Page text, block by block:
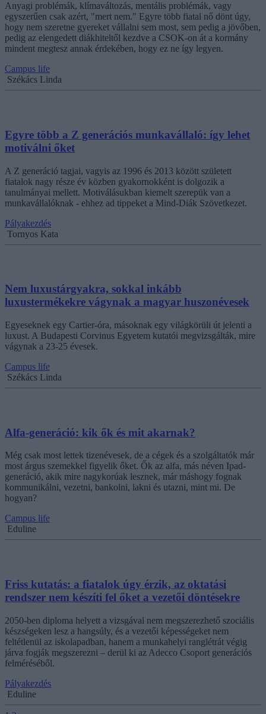
Anyagi problémák, klímaváltozás, mentális problémák, vagy
egyszerűen csak azért, "mert nem." Egyre több fiatal nő dönt úgy,
hogy nem szeretne gyereket vállalni sem most, sem pedig a jövőben,
pedig az elengedett diákhiteltől kezdve a CSOK-on át a kormány
mindent megtesz annak érdekében, hogy ez ne így legyen.
Campus life
Székács Linda
Egyre több a Z generációs munkavállaló: így lehet
motiválni őket
A Z generáció tagjai, vagyis az 1996 és 2013 között született
fiatalok nagy része év közben gyakornokként is dolgozik a
tanulmányai mellett. Motiválásukban kiemelt szerepük van a
munkavállalóknak - ehhez ad tippeket a Mind-Diák Szövetkezet.
Pályakezdés
Tornyos Kata
Nem luxustárgyakra, sokkal inkább
luxustermékekre vágynak a magyar huszonévesek
Egyeseknek egy Cartier-óra, másoknak egy világkörüli út jelenti a
luxust. A Budapesti Corvinus Egyetem kutatói megvizsgálták, mire
vágynak a 23-25 évesek.
Campus life
Székács Linda
Alfa-generáció: kik ők és mit akarnak?
Még csak most lettek tizenévesek, de a cégek és a szolgáltatók már
most árgus szemekkel figyelik őket. Ők az alfa, más néven Ipad-
generáció, akik mire nagykorúak lesznek, már máshogy fognak
kommunikálni, vezetni, bankolni, lakni és utazni, mint mi. De
hogyan?
Campus life
Eduline
Friss kutatás: a fiatalok úgy érzik, az oktatási
rendszer nem készíti fel őket a vezetői döntésekre
2050-ben diploma helyett a vizsgával nem megszerezhető szociális
készségeken lesz a hangsúly, és a vezetői képességeket nem
feltétlenül az iskolapadban, hanem a munkahelyi ranglétrát végig
járva fogják megszerezni – derül ki az Adecco Csoport generációs
felméréséből.
Pályakezdés
Eduline